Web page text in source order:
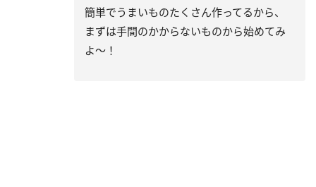
簡単でうまいものたくさん作ってるから、
まずは手間のかからないものから始めてみ
よ～！